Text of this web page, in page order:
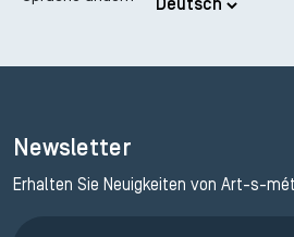
Newsletter
Erhalten Sie Neuigkeiten von Art-s-